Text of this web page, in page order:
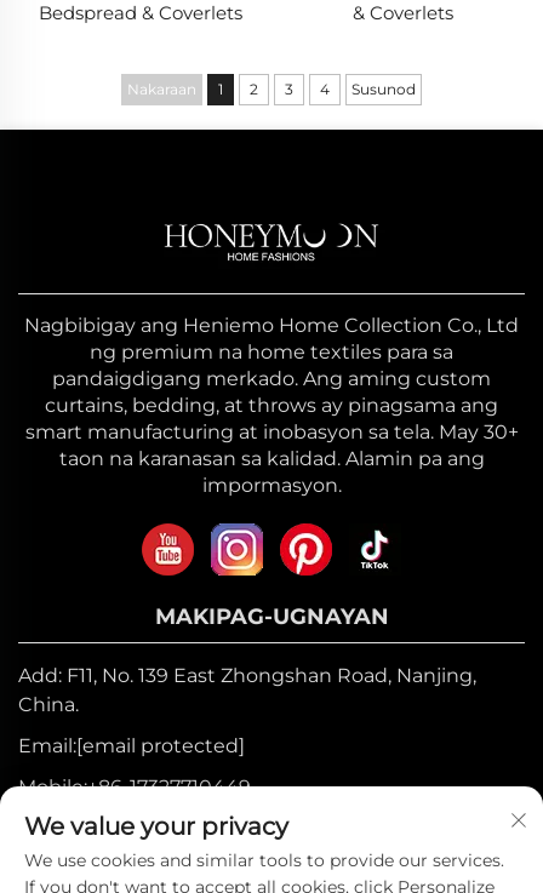
Bedspread & Coverlets
& Coverlets
Nakaraan 1 2 3 4 Susunod
Nagbibigay ang Heniemo Home Collection Co., Ltd
ng premium na home textiles para sa
pandaigdigang merkado. Ang aming custom
curtains, bedding, at throws ay pinagsama ang
smart manufacturing at inobasyon sa tela. May 30+
taon na karanasan sa kalidad. Alamin pa ang
impormasyon.
MAKIPAG-UGNAYAN
Add: F11, No. 139 East Zhongshan Road, Nanjing,
China.
Email:[email protected]
Mobile:+86-17327710449
Telepono:+86-025-84573776
We value your privacy
We use cookies and similar tools to provide our services.
If you don't want to accept all cookies, click Personalize